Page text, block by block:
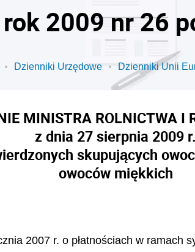
2009 nr 26
Dzienniki Urzędowe Dzienniki Unii
MINISTRA ROLNICTWA I
z dnia 27 sierpnia 2009 r.
skupujących
owoców miękkich
2007 r. o płatnościach w ramach